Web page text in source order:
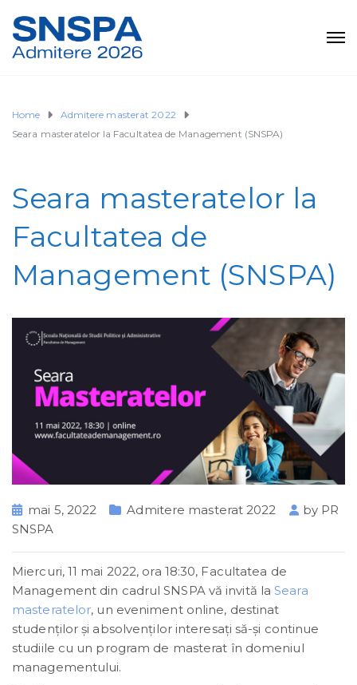
Home
Admitere masterat 2022
Seara masteratelor la Facultatea de Management (SNSPA)
Seara masteratelor la
Facultatea de
Management (SNSPA)
mai 5, 2022 Admitere masterat 2022 by PR
SNSPA
Miercuri, 11 mai 2022, ora 18:30, Facultatea de
Management din cadrul SNSPA vă invită laSeara
masteratelor, un eveniment online, destinat
studenţilor şi absolvenţilor interesaţi să-şi continue
studiile cu un program de masterat în domeniul
managementului.